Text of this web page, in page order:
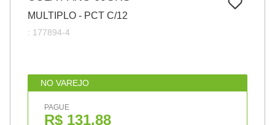
MULTIPLO - PCT C/12
: 177894-4
NO VAREJO
PAGUE
R$ 131,88
cola
º havaianas